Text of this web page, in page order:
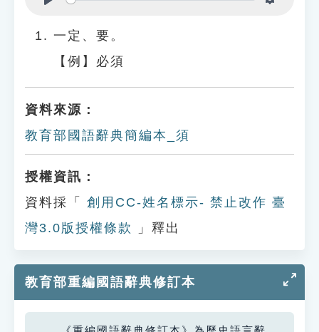
一定、要。
【例】必須
資料來源：
教育部國語辭典簡編本_須
授權資訊：
資料採「
創用CC-姓名標示- 禁止改作 臺
灣3.0版授權條款
」釋出
教育部重編國語辭典修訂本